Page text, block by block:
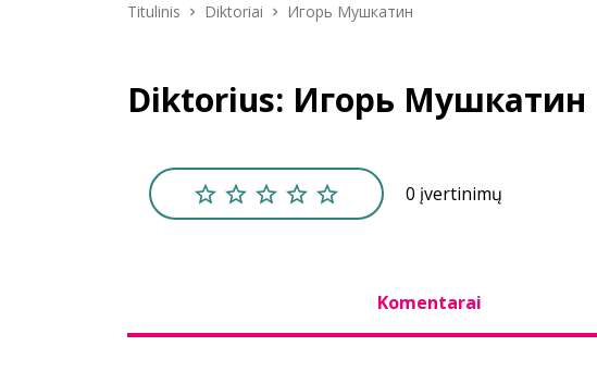
Titulinis Diktoriai Игорь Мушкатин
Diktorius: Игорь Мушкатин
0 įvertinimų
Komentarai